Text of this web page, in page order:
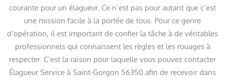
courante pour un élagueur. Ce n’est pas pour autant que c’est
une mission facile à la portée de tous. Pour ce genre
d’opération, il est important de confier la tâche à de véritables
professionnels qui connaissent les règles et les rouages à
respecter. C’est la raison pour laquelle vous pouvez contacter
Élagueur Service à Saint-Gorgon 56350 afin de recevoir dans